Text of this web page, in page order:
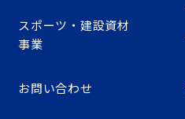
スポーツ・建設資材
事業
お問い合わせ